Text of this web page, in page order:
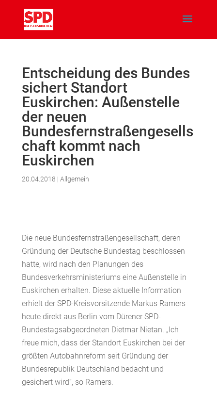
Entscheidung des Bundes
sichert Standort
Euskirchen: Außenstelle
der neuen
Bundesfernstraßengesells
chaft kommt nach
Euskirchen
20.04.2018 | Allgemein
Die neue Bundesfernstraßengesellschaft, deren
Gründung der Deutsche Bundestag beschlossen
hatte, wird nach den Planungen des
Bundesverkehrsministeriums eine Außenstelle in
Euskirchen erhalten. Diese aktuelle Information
erhielt der SPD-Kreisvorsitzende Markus Ramers
heute direkt aus Berlin vom Dürener SPD-
Bundestagsabgeordneten Dietmar Nietan. „Ich
freue mich, dass der Standort Euskirchen bei der
größten Autobahnreform seit Gründung der
Bundesrepublik Deutschland bedacht und
gesichert wird“, so Ramers.